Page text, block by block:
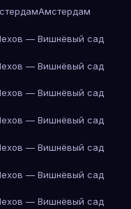
Амстердам
— Вишнёвый сад
— Вишнёвый сад
— Вишнёвый сад
— Вишнёвый сад
— Вишнёвый сад
— Вишнёвый сад
— Вишнёвый сад